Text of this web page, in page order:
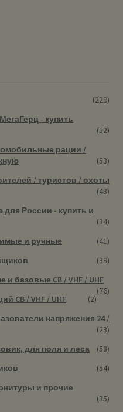
(229)
- купить
(52)
рации /
(53)
/ туристов / охоты
(43)
России - купить и
(34)
и ручные
(41)
(39)
базовые CB / VHF / UHF
(76)
CB / VHF / UHF
(2)
напряжения 24 /
(23)
для поля и леса
(58)
(54)
и прочие
(35)